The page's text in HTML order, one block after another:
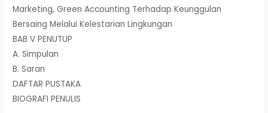
Marketing, Green Accounting Terhadap Keunggulan
Bersaing Melalui Kelestarian Lingkungan
BAB V PENUTUP
A. Simpulan
B. Saran
DAFTAR PUSTAKA
BIOGRAFI PENULIS